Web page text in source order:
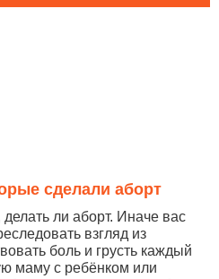
сделали аборт
ли аборт. Иначе вас
взгляд из
боль и грусть каждый
маму с ребёнком или